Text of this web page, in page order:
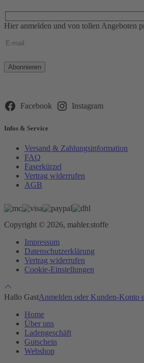
Hier anmelden und von tollen Angeboten
Bitte
lasse
leer.
Facebook Instagram
Infos & Service
Versand & Zahlungsinformation
FAQ
Faserkürzel
Vertrag widerrufen
AGB
Copyright © 2026, mahler.stoffe
Impressum
Datenschutzerklärung
Vertrag widerrufen
Cookie-Einstellungen
Hallo GastAnmelden oder Kunden-Konto
Home
Über uns
Ladengeschäft
Gutschein
Webshop